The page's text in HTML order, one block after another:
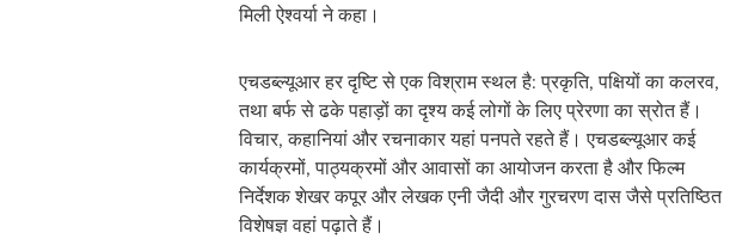
मिली ऐश्वर्या ने कहा।
एचडब्ल्यूआर हर दृष्टि से एक विश्राम स्थल है: प्रकृति, पक्षियों का कलरव,
तथा बर्फ से ढके पहाड़ों का दृश्य कई लोगों के लिए प्रेरणा का स्रोत हैं।
विचार, कहानियां और रचनाकार यहां पनपते रहते हैं। एचडब्ल्यूआर कई
कार्यक्रमों, पाठ्यक्रमों और आवासों का आयोजन करता है और फिल्म
निर्देशक शेखर कपूर और लेखक एनी जैदी और गुरचरण दास जैसे प्रतिष्ठित
विशेषज्ञ वहां पढ़ाते हैं।